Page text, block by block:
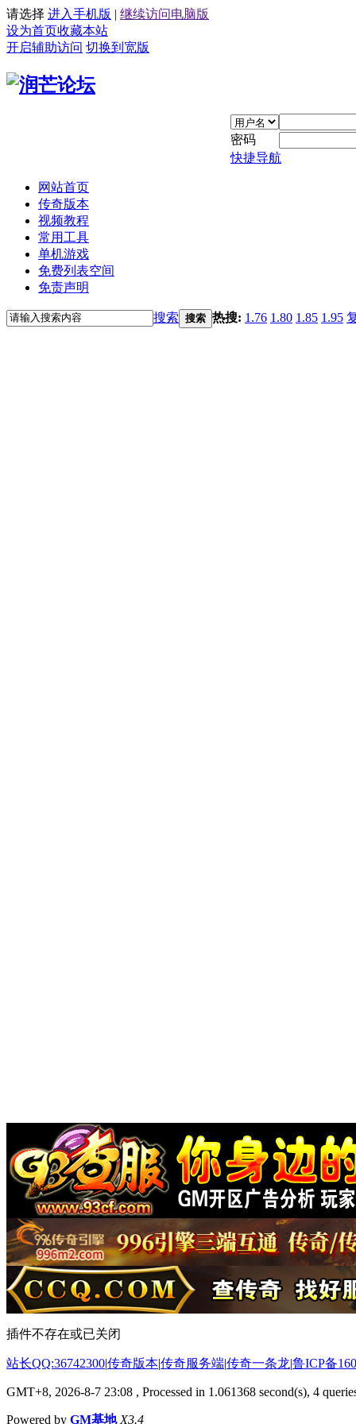
请选择 进入手机版 | 继续访问电脑版
设为首页收藏本站
开启辅助访问 切换到宽版
密码
快捷导航
网站首页
传奇版本
视频教程
常用工具
单机游戏
免费列表空间
免责声明
搜索 搜索 热搜: 1.76 1.80 1.85 1.95
插件不存在或已关闭
站长QQ:36742300|传奇版本|传奇服务端|传奇一条龙|鲁ICP备
GMT+8, 2026-8-7 23:08 , Processed in 1.061368 second(s), 4
Powered by GM基地 X3.4